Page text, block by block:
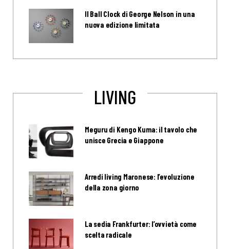
Il Ball Clock di George Nelson in una
nuova edizione limitata
LIVING
Meguru di Kengo Kuma: il tavolo che
unisce Grecia e Giappone
Arredi living Maronese: l’evoluzione
della zona giorno
La sedia Frankfurter: l’ovvietà come
scelta radicale